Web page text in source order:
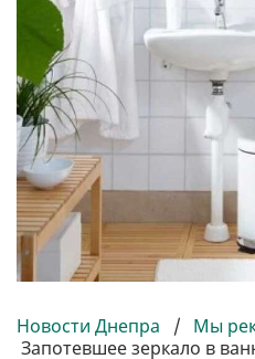
Новости Днепра / Мы
Запотевшее зеркало в